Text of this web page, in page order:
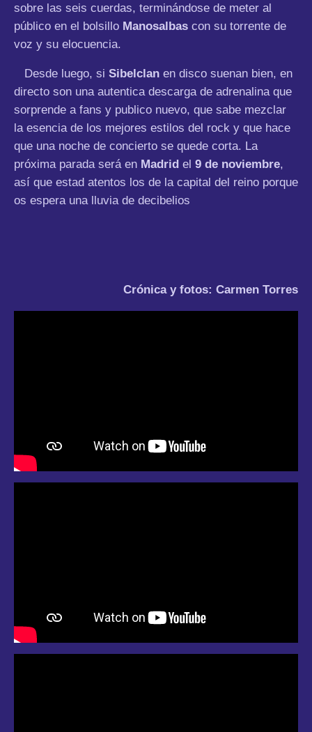
sobre las seis cuerdas, terminándose de meter al
público en el bolsillo Manosalbas con su torrente de
voz y su elocuencia.
Desde luego, si Sibelclan en disco suenan bien, en
directo son una autentica descarga de adrenalina que
sorprende a fans y publico nuevo, que sabe mezclar
la esencia de los mejores estilos del rock y que hace
que una noche de concierto se quede corta. La
próxima parada será en Madrid el 9 de noviembre,
así que estad atentos los de la capital del reino porque
os espera una lluvia de decibelios
Crónica y fotos: Carmen Torres